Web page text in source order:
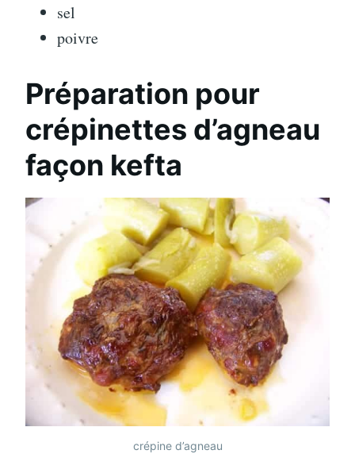
sel
poivre
Préparation pour
crépinettes d’agneau
façon kefta
crépine d’agneau